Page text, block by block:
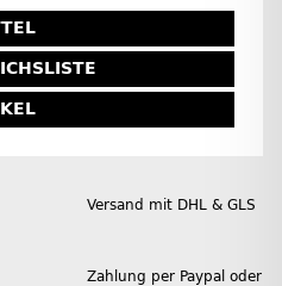
Versand mit DHL & GLS
Zahlung per Paypal oder